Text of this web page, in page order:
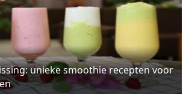
unieke smoothie recepten voor